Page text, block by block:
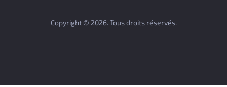
Copyright © 2026. Tous droits réservés.